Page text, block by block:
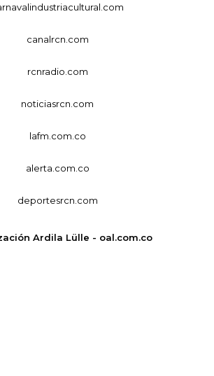
canalrcn.com
rcnradio.com
noticiasrcn.com
lafm.com.co
alerta.com.co
deportesrcn.com
Ardila Lülle - oal.com.co